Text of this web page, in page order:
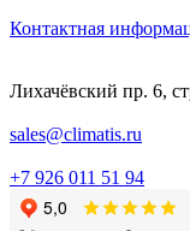
Контактная
Лихачёвский пр. 6,
sales@climatis.ru
+7 926 011 51 94